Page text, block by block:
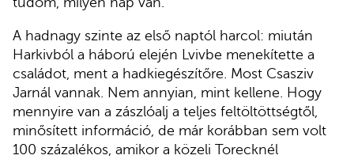
A hadnagy szinte az első naptól harcol: miután
Harkivból a háború elején Lvivbe menekítette a
családot, ment a hadkiegészítőre. Most Csasziv
Jarnál vannak. Nem annyian, mint kellene. Hogy
mennyire van a zászlóalj a teljes feltöltöttségtől,
minősített információ, de már korábban sem volt
100 százalékos, amikor a közeli Torecknél